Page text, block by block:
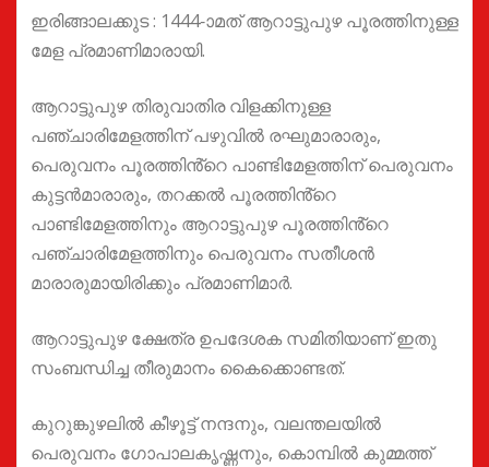
ഇരിങ്ങാലക്കുട : 1444-ാമത് ആറാട്ടുപുഴ പൂരത്തിനുള്ള
മേള പ്രമാണിമാരായി.
ആറാട്ടുപുഴ തിരുവാതിര വിളക്കിനുള്ള
പഞ്ചാരിമേളത്തിന് പഴുവിൽ രഘുമാരാരും,
പെരുവനം പൂരത്തിൻ്റെ പാണ്ടിമേളത്തിന് പെരുവനം
കുട്ടൻമാരാരും, തറക്കൽ പൂരത്തിൻ്റെ
പാണ്ടിമേളത്തിനും ആറാട്ടുപുഴ പൂരത്തിൻ്റെ
പഞ്ചാരിമേളത്തിനും പെരുവനം സതീശൻ
മാരാരുമായിരിക്കും പ്രമാണിമാർ.
ആറാട്ടുപുഴ ക്ഷേത്ര ഉപദേശക സമിതിയാണ് ഇതു
സംബന്ധിച്ച തീരുമാനം കൈക്കൊണ്ടത്.
കുറുങ്കുഴലിൽ കീഴൂട്ട് നന്ദനും, വലന്തലയിൽ
പെരുവനം ഗോപാലകൃഷ്ണനും, കൊമ്പിൽ കുമ്മത്ത്